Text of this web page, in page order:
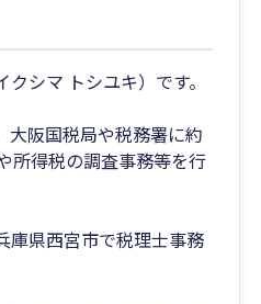
シマ トシユキ）です。
阪国税局や税務署に約
所得税の調査事務等を行
庫県西宮市で税理士事務